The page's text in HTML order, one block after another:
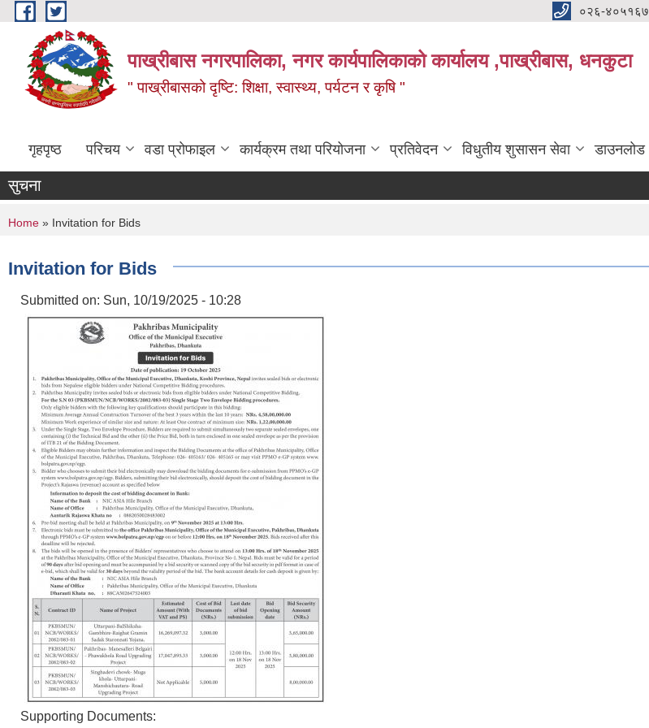
Skip to main content ०२६-४०५१६७
पाख्रीबास नगरपालिका, नगर कार्यपालिकाको कार्यालय ,पाख्रीबास, धनकुटा
" पाख्रीबासको दृष्टि: शिक्षा, स्वास्थ्य, पर्यटन र कृषि "
गृहपृष्ठ परिचय वडा प्रोफाइल कार्यक्रम तथा परियोजना प्रतिवेदन विधुतीय शुसासन सेवा डाउनलोड
सुचना
You are here
Home » Invitation for Bids
Invitation for Bids
Submitted on: Sun, 10/19/2025 - 10:28
Supporting Documents: